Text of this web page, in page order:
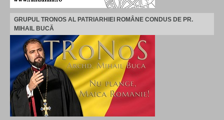
GRUPUL TRONOS AL PATRIARHIEI ROMÂNE CONDUS DE PR.
MIHAIL BUCĂ